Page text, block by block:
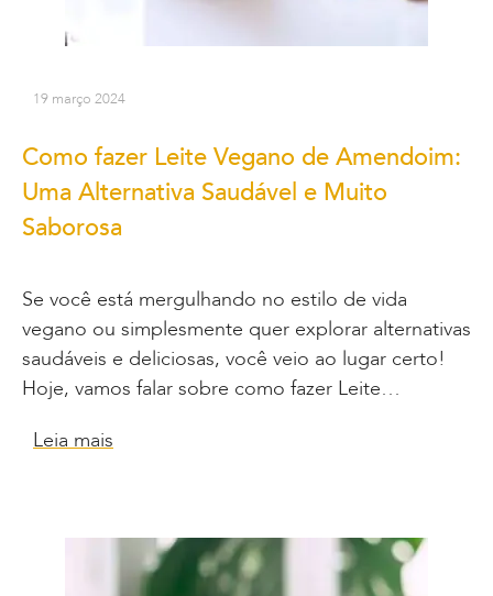
19 março 2024
Como fazer Leite Vegano de Amendoim:
Uma Alternativa Saudável e Muito
Saborosa
Se você está mergulhando no estilo de vida
vegano ou simplesmente quer explorar alternativas
saudáveis e deliciosas, você veio ao lugar certo!
Hoje, vamos falar sobre como fazer Leite…
Leia mais